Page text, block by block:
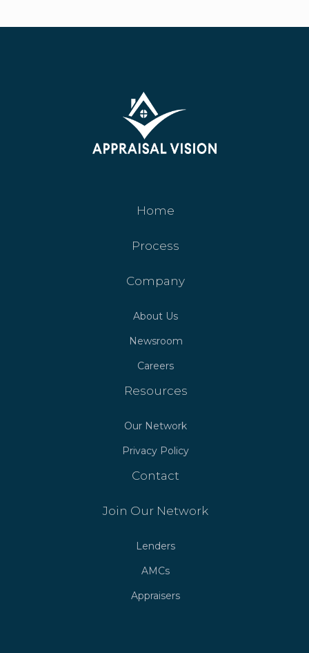
Home
Process
Company
About Us
Newsroom
Careers
Resources
Our Network
Privacy Policy
Contact
Join Our Network
Lenders
AMCs
Appraisers